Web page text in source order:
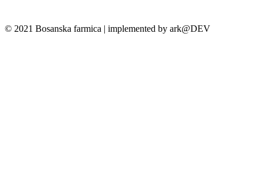
© 2021 Bosanska farmica | implemented by ark@DEV